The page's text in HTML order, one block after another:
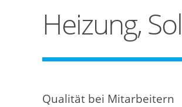
Heizung,
Qualität bei Mitarbeitern